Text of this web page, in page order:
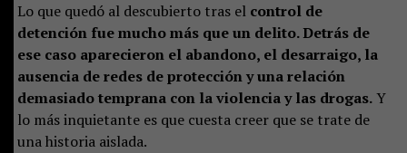
Lo que quedó al descubierto tras el control de
detención fue mucho más que un delito. Detrás de
ese caso aparecieron el abandono, el desarraigo, la
ausencia de redes de protección y una relación
demasiado temprana con la violencia y las drogas.Y
lo más inquietante es que cuesta creer que se trate de
una historia aislada.